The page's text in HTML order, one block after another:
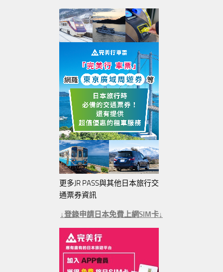
更多JR PASS與其他日本旅行交
通票券資訊
↓登錄申請日本免費上網SIM卡↓